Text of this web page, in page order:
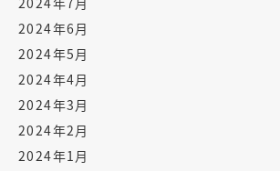
2024年6月
2024年5月
2024年4月
2024年3月
2024年2月
2024年1月